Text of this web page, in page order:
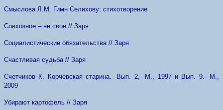
Смыслова Л.М. Гимн Селихову: стихотворение
Совхозное – не свое // Заря
Социалистические обязательства // Заря
Счастливая судьба // Заря
Счетчиков К. Корчевская старина.- Вып. 2,- М., 1997 и Вып. 9.- М.,
2009
Убирают картофель // Заря